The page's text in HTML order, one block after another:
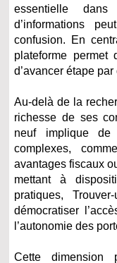
essentielle
d’informations
confusion. En
plateforme permet
d’avancer étape par
Au-delà de la
richesse de ses
neuf implique de
complexes,
avantages fiscaux
mettant à
pratiques,
démocratiser
l’autonomie des
Cette dimension